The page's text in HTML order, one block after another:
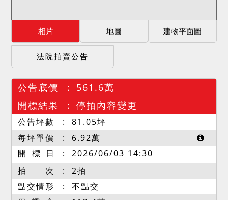
相片 地圖 建物平面圖
法院拍賣公告
公告底價
561.6萬
開標結果
停拍內容變更
公告坪數 81.05坪
每坪單價
6.92萬
開 標 日
2026/06/03 14:30
拍 次
2拍
點交情形
不點交